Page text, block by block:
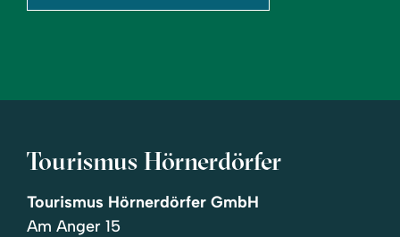
Tourismus Hörnerdörfer
Tourismus Hörnerdörfer GmbH
Am Anger 15